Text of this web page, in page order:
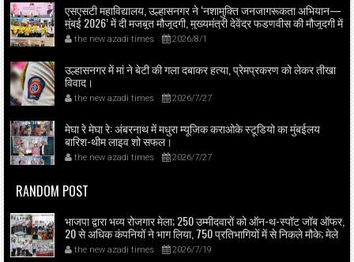
एसएसटी महाविद्यालय, उल्हासनगर ने ‘नशामुक्ति जनजागरूकता अभियान—
मुंबई 2026’ में दी मजबूत मौजूदगी, मुख्यमंत्री देवेंद्र फडणवीस की मौजूदगी में
मुंबई के एनएससीआई डोम में आयोजित शपथ ग्रहण समारोह का लाइव
प्रसारण उल्हासनगर में भी दिखाया गया; छात्रों ने प्रत्यक्ष व ऑनलाइन
हिस्सेदारी कर समाज में नशामुक्ति का संदेश फैलाया।
the new azadi times 2026/8/1
उल्हासनगर में मां ने बेटी की गला दबाकर हत्या, प्रेमप्रकरण को लेकर तीखा
विवाद।
the new azadi times 2026/7/27
मेघा रे मेघा रे: अंबरनाथ में मधुरा म्यूजिक कराओके स्टूडियो का मुंबईलय
बारिश-थीम लाइव शो सफल।
the new azadi times 2026/7/27
RANDOM POST
भाजपा द्वारा भव्य रोजगार मेला; 250 उम्मीदवारों को ऑन-थ-स्पॉट जॉब ऑफर,
20 से अधिक कंपनियों ने भाग लिया, 750 प्रतिभागियों में से निकले मौके; मेले
का उद्घाटन भाजपा ज़िला अध्यक्ष राजेश वधारिया ने किया।
the new azadi times 2026/7/19